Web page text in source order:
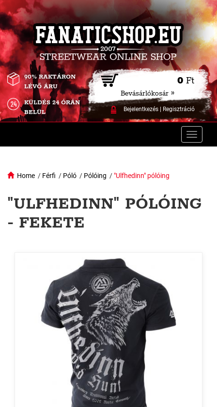
0 Ft
Bevásárlókosár »
Bejelentkezés| Regisztráció
90% RAKTÁRON
LÉVŐ ÁRU
KÜLDÉS 24 ÓRÁN
BELÜL
Toggle
Home / Férfi / Póló / Pólóing / "Ulfhedinn" pólóing
"ULFHEDINN" PÓLÓING
- FEKETE